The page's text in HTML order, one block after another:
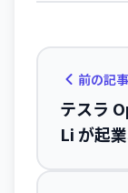
前の記事
テスラ
Li が起